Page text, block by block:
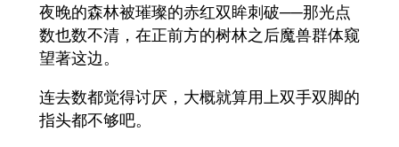
夜晚的森林被璀璨的赤红双眸刺破──那光点
数也数不清，在正前方的树林之后魔兽群体窥
望著这边。
连去数都觉得讨厌，大概就算用上双手双脚的
指头都不够吧。